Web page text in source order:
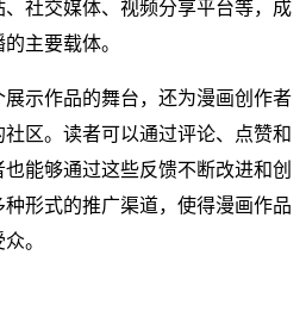
社交媒体、视频分享平台等，成
主要载体。
示作品的舞台，还为漫画创作者
区。读者可以通过评论、点赞和
能够通过这些反馈不断改进和创
形式的推广渠道，使得漫画作品
。